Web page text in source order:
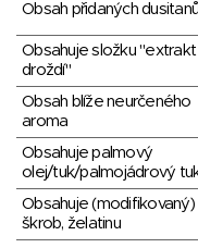
Obsah přidaných dusitanů
Obsahuje složku "extrakt
droždí"
Obsah blíže neurčeného
aroma
Obsahuje palmový
olej/tuk/palmojádrový
Obsahuje (modifikovaný)
škrob, želatinu